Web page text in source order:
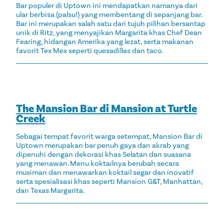
Bar populer di Uptown ini mendapatkan namanya dari
ular berbisa (palsu!) yang membentang di sepanjang bar.
Bar ini merupakan salah satu dari tujuh pilihan bersantap
unik di Ritz, yang menyajikan Margarita khas Chef Dean
Fearing, hidangan Amerika yang lezat, serta makanan
favorit Tex Mex seperti quesadillas dan taco.
The Mansion Bar di Mansion at Turtle
Creek
Sebagai tempat favorit warga setempat, Mansion Bar di
Uptown merupakan bar penuh gaya dan akrab yang
dipenuhi dengan dekorasi khas Selatan dan suasana
yang menawan. Menu koktailnya berubah secara
musiman dan menawarkan koktail segar dan inovatif
serta spesialisasi khas seperti Mansion G&T, Manhattan,
dan Texas Margarita.